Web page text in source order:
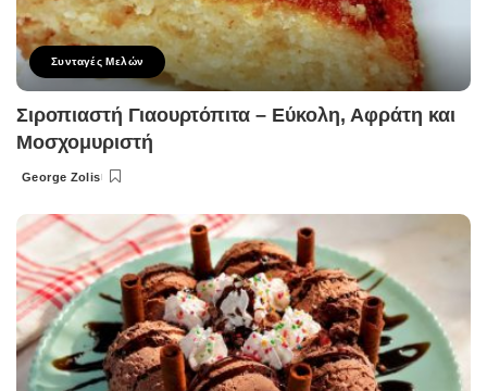
Συνταγές Μελών
Σιροπιαστή Γιαουρτόπιτα – Εύκολη, Αφράτη και
Μοσχομυριστή
Posted
George Zolis